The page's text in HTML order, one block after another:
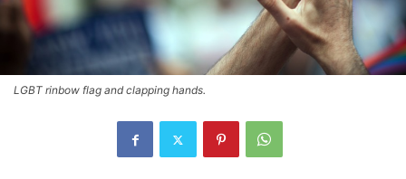
LGBT rinbow flag and clapping hands.